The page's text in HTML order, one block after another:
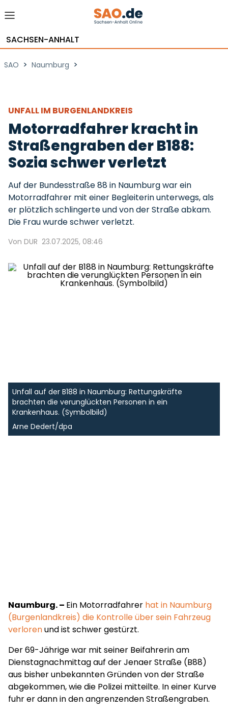
SACHSEN-ANHALT
SAO > Naumburg >
UNFALL IM BURGENLANDKREIS
Motorradfahrer kracht in
Straßengraben der B188:
Sozia schwer verletzt
Auf der Bundesstraße 88 in Naumburg war ein
Motorradfahrer mit einer Begleiterin unterwegs, als
er plötzlich schlingerte und von der Straße abkam.
Die Frau wurde schwer verletzt.
Von DUR 23.07.2025, 08:46
Unfall auf der B188 in Naumburg: Rettungskräfte
brachten die verunglückten Personen in ein
Krankenhaus. (Symbolbild)
Arne Dedert/dpa
Naumburg. – Ein Motorradfahrer hat in Naumburg
(Burgenlandkreis) die Kontrolle über sein Fahrzeug
verlorenund ist schwer gestürzt.
Der 69-Jährige war mit seiner Beifahrerin am
Dienstagnachmittag auf der Jenaer Straße (B88)
aus bisher unbekannten Gründen von der Straße
abgekommen, wie die Polizei mitteilte. In einer Kurve
fuhr er dann in den angrenzenden Straßengraben.